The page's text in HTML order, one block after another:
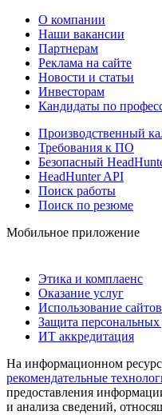
О компании
Наши вакансии
Партнерам
Реклама на сайте
Новости и статьи
Инвесторам
Кандидаты по
Производственный
Требования к ПО
Безопасный
HeadHunter API
Поиск работы
Поиск по резюме
Мобильное приложение
Этика и комплаенс
Оказание услуг
Использование сайтов
Защита
ИТ аккредитация
На информационном
рекомендательные
предоставления
и анализа сведений,